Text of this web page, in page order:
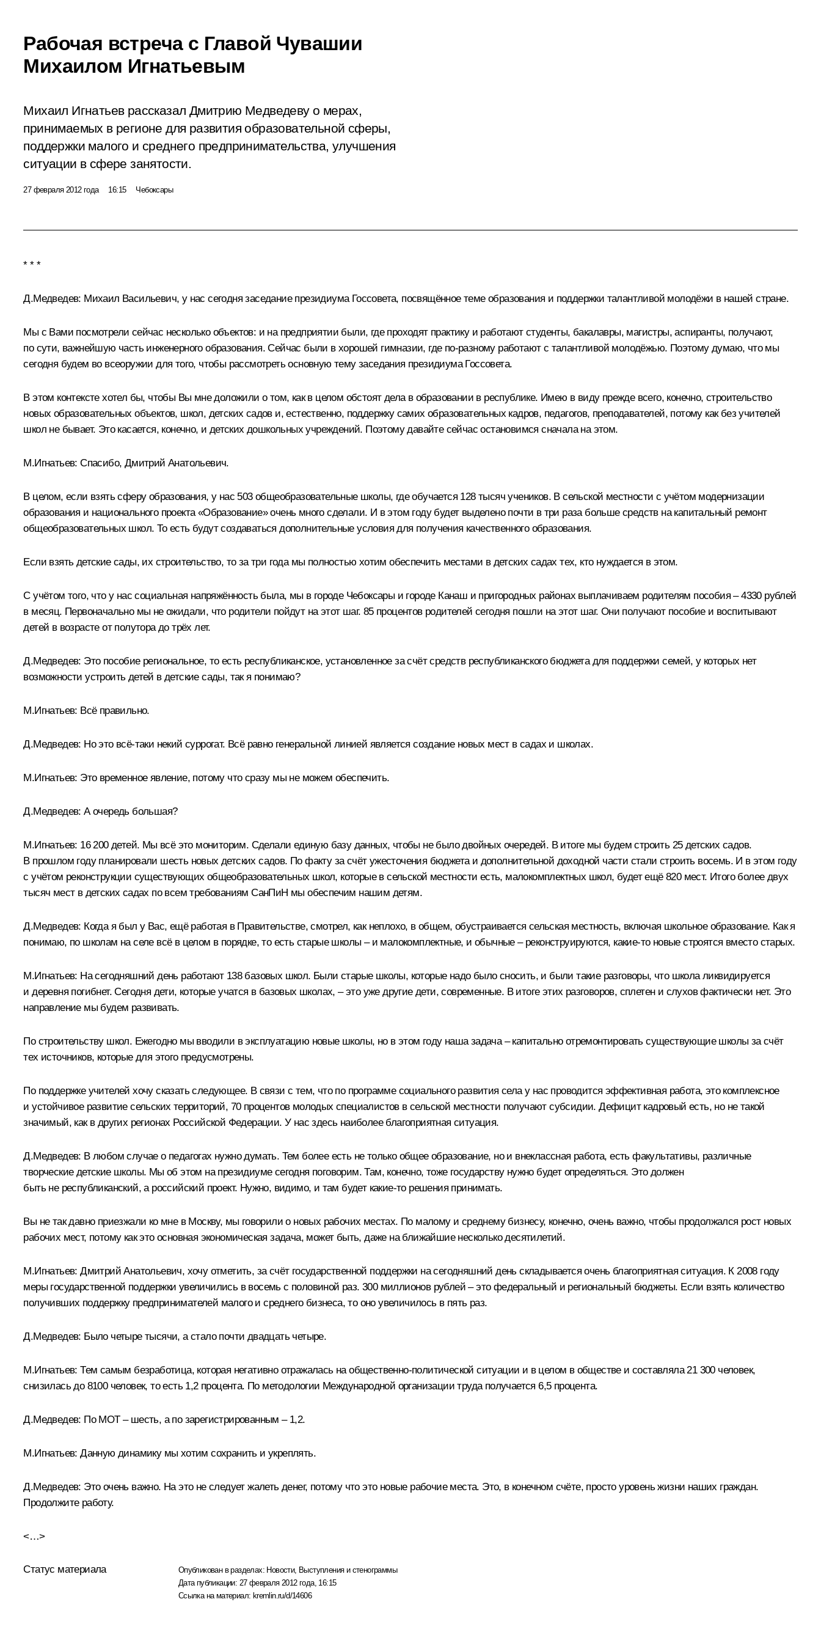
Рабочая встреча с Главой Чувашии
Михаилом Игнатьевым
Михаил Игнатьев рассказал Дмитрию Медведеву о мерах,
принимаемых в регионе для развития образовательной сферы,
поддержки малого и среднего предпринимательства, улучшения
ситуации в сфере занятости.
27 февраля 2012 года 16:15 Чебоксары
* * *
Д.Медведев: Михаил Васильевич, у нас сегодня заседание президиума Госсовета, посвящённое теме образования и поддержки талантливой молодёжи в нашей стране.
Мы с Вами посмотрели сейчас несколько объектов: и на предприятии были, где проходят практику и работают студенты, бакалавры, магистры, аспиранты, получают,
по сути, важнейшую часть инженерного образования. Сейчас были в хорошей гимназии, где по‑разному работают с талантливой молодёжью. Поэтому думаю, что мы
сегодня будем во всеоружии для того, чтобы рассмотреть основную тему заседания президиума Госсовета.
В этом контексте хотел бы, чтобы Вы мне доложили о том, как в целом обстоят дела в образовании в республике. Имею в виду прежде всего, конечно, строительство
новых образовательных объектов, школ, детских садов и, естественно, поддержку самих образовательных кадров, педагогов, преподавателей, потому как без учителей
школ не бывает. Это касается, конечно, и детских дошкольных учреждений. Поэтому давайте сейчас остановимся сначала на этом.
М.Игнатьев: Спасибо, Дмитрий Анатольевич.
В целом, если взять сферу образования, у нас 503 общеобразовательные школы, где обучается 128 тысяч учеников. В сельской местности с учётом модернизации
образования и национального проекта «Образование» очень много сделали. И в этом году будет выделено почти в три раза больше средств на капитальный ремонт
общеобразовательных школ. То есть будут создаваться дополнительные условия для получения качественного образования.
Если взять детские сады, их строительство, то за три года мы полностью хотим обеспечить местами в детских садах тех, кто нуждается в этом.
С учётом того, что у нас социальная напряжённость была, мы в городе Чебоксары и городе Канаш и пригородных районах выплачиваем родителям пособия – 4330 рублей
в месяц. Первоначально мы не ожидали, что родители пойдут на этот шаг. 85 процентов родителей сегодня пошли на этот шаг. Они получают пособие и воспитывают
детей в возрасте от полутора до трёх лет.
Д.Медведев: Это пособие региональное, то есть республиканское, установленное за счёт средств республиканского бюджета для поддержки семей, у которых нет
возможности устроить детей в детские сады, так я понимаю?
М.Игнатьев: Всё правильно.
Д.Медведев: Но это всё‑таки некий суррогат. Всё равно генеральной линией является создание новых мест в садах и школах.
М.Игнатьев: Это временное явление, потому что сразу мы не можем обеспечить.
Д.Медведев: А очередь большая?
М.Игнатьев: 16 200 детей. Мы всё это мониторим. Сделали единую базу данных, чтобы не было двойных очередей. В итоге мы будем строить 25 детских садов.
В прошлом году планировали шесть новых детских садов. По факту за счёт ужесточения бюджета и дополнительной доходной части стали строить восемь. И в этом году
с учётом реконструкции существующих общеобразовательных школ, которые в сельской местности есть, малокомплектных школ, будет ещё 820 мест. Итого более двух
тысяч мест в детских садах по всем требованиям СанПиН мы обеспечим нашим детям.
Д.Медведев: Когда я был у Вас, ещё работая в Правительстве, смотрел, как неплохо, в общем, обустраивается сельская местность, включая школьное образование. Как я
понимаю, по школам на селе всё в целом в порядке, то есть старые школы – и малокомплектные, и обычные – реконструируются, какие‑то новые строятся вместо старых.
М.Игнатьев: На сегодняшний день работают 138 базовых школ. Были старые школы, которые надо было сносить, и были такие разговоры, что школа ликвидируется
и деревня погибнет. Сегодня дети, которые учатся в базовых школах, – это уже другие дети, современные. В итоге этих разговоров, сплетен и слухов фактически нет. Это
направление мы будем развивать.
По строительству школ. Ежегодно мы вводили в эксплуатацию новые школы, но в этом году наша задача – капитально отремонтировать существующие школы за счёт
тех источников, которые для этого предусмотрены.
По поддержке учителей хочу сказать следующее. В связи с тем, что по программе социального развития села у нас проводится эффективная работа, это комплексное
и устойчивое развитие сельских территорий, 70 процентов молодых специалистов в сельской местности получают субсидии. Дефицит кадровый есть, но не такой
значимый, как в других регионах Российской Федерации. У нас здесь наиболее благоприятная ситуация.
Д.Медведев: В любом случае о педагогах нужно думать. Тем более есть не только общее образование, но и внеклассная работа, есть факультативы, различные
творческие детские школы. Мы об этом на президиуме сегодня поговорим. Там, конечно, тоже государству нужно будет определяться. Это должен
быть не республиканский, а российский проект. Нужно, видимо, и там будет какие‑то решения принимать.
Вы не так давно приезжали ко мне в Москву, мы говорили о новых рабочих местах. По малому и среднему бизнесу, конечно, очень важно, чтобы продолжался рост новых
рабочих мест, потому как это основная экономическая задача, может быть, даже на ближайшие несколько десятилетий.
М.Игнатьев: Дмитрий Анатольевич, хочу отметить, за счёт государственной поддержки на сегодняшний день складывается очень благоприятная ситуация. К 2008 году
меры государственной поддержки увеличились в восемь с половиной раз. 300 миллионов рублей – это федеральный и региональный бюджеты. Если взять количество
получивших поддержку предпринимателей малого и среднего бизнеса, то оно увеличилось в пять раз.
Д.Медведев: Было четыре тысячи, а стало почти двадцать четыре.
М.Игнатьев: Тем самым безработица, которая негативно отражалась на общественно-политической ситуации и в целом в обществе и составляла 21 300 человек,
снизилась до 8100 человек, то есть 1,2 процента. По методологии Международной организации труда получается 6,5 процента.
Д.Медведев: По МОТ – шесть, а по зарегистрированным – 1,2.
М.Игнатьев: Данную динамику мы хотим сохранить и укреплять.
Д.Медведев: Это очень важно. На это не следует жалеть денег, потому что это новые рабочие места. Это, в конечном счёте, просто уровень жизни наших граждан.
Продолжите работу.
<…>
Статус материала Опубликован в разделах: Новости, Выступления и стенограммы
Дата публикации: 27 февраля 2012 года, 16:15
Ссылка на материал: kremlin.ru/d/14606